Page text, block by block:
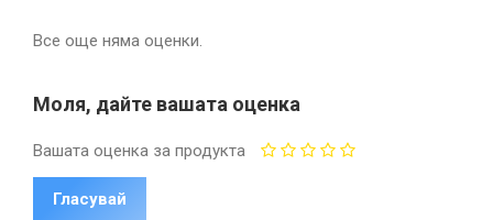
Все още няма оценки.
Моля, дайте вашата оценка
Вашата оценка за продукта